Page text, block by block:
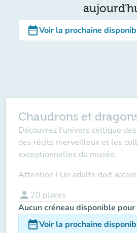
date_rangeVoir la prochaine
Chaudrons et
Découvrez l'univers celtique
des récits merveilleux et les
exceptionnelles du musée.
Attention ! Un adulte doit
person 20 places
Aucun créneau disponible
date_rangeVoir la prochaine